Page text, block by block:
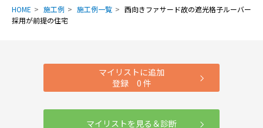
HOME 施工例 施工例一覧
西向きファサード故の遮光格子ルーバー
採用が前提の住宅
マイリストに追加
登録 0 件
マイリストを見る＆診断